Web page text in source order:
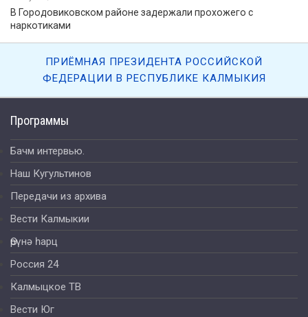
Программы
Бачм интервью.
Наш Кугультинов
Передачи из архива
Вести Калмыкии
Өрүнә һарц
Россия 24
Калмыцкое ТВ
Вести Юг
В Городовиковском районе задержали прохожего с
наркотиками
ПРИЁМНАЯ ПРЕЗИДЕНТА РОССИЙСКОЙ
ФЕДЕРАЦИИ В РЕСПУБЛИКЕ КАЛМЫКИЯ